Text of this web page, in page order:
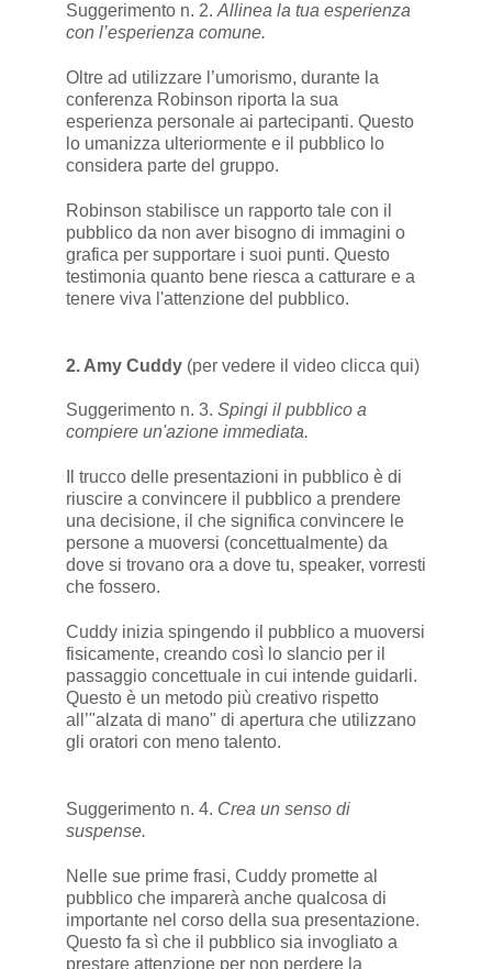
Suggerimento n. 2. Allinea la tua esperienza
con l’esperienza comune.
Oltre ad utilizzare l’umorismo, durante la
conferenza Robinson riporta la sua
esperienza personale ai partecipanti. Questo
lo umanizza ulteriormente e il pubblico lo
considera parte del gruppo.
Robinson stabilisce un rapporto tale con il
pubblico da non aver bisogno di immagini o
grafica per supportare i suoi punti. Questo
testimonia quanto bene riesca a catturare e a
tenere viva l'attenzione del pubblico.
2. Amy Cuddy(per vedere il video clicca qui)
Suggerimento n. 3. Spingi il pubblico a
compiere un'azione immediata.
Il trucco delle presentazioni in pubblico è di
riuscire a convincere il pubblico a prendere
una decisione, il che significa convincere le
persone a muoversi (concettualmente) da
dove si trovano ora a dove tu, speaker, vorresti
che fossero.
Cuddy inizia spingendo il pubblico a muoversi
fisicamente, creando così lo slancio per il
passaggio concettuale in cui intende guidarli.
Questo è un metodo più creativo rispetto
all’"alzata di mano" di apertura che utilizzano
gli oratori con meno talento.
Suggerimento n. 4. Crea un senso di
suspense.
Nelle sue prime frasi, Cuddy promette al
pubblico che imparerà anche qualcosa di
importante nel corso della sua presentazione.
Questo fa sì che il pubblico sia invogliato a
prestare attenzione per non perdere la